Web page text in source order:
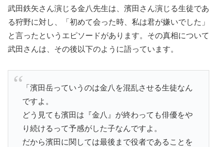
武田鉄矢さん演じる金八先生は、濱田さん演じる生徒であ
る狩野に対し、「初めて会った時、私は君が嫌いでした」
と言ったというエピソードがあります。その真相について
武田さんは、その後以下のように語っています。
「濱田岳っていうのは金八を混乱させる生徒なん
ですよ。
どう見ても濱田は『金八』が終わっても俳優をや
り続けるって予感がした子なんですよ。
だから濱田に関しては最後まで役者であることを